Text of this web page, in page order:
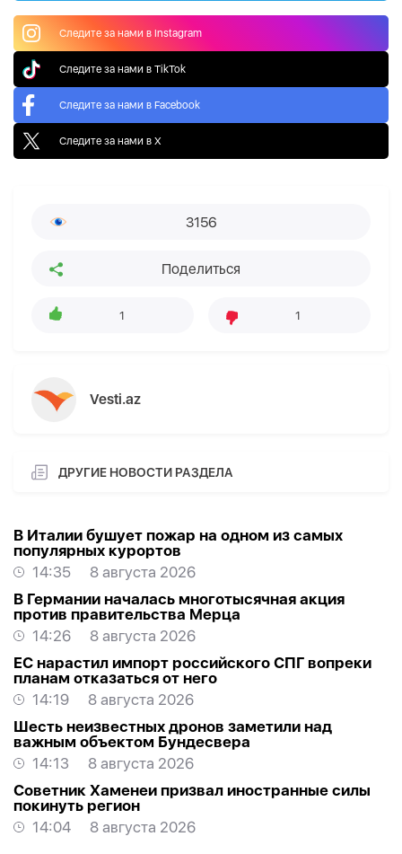
Следите за нами в Instagram
Следите за нами в TikTok
Следите за нами в Facebook
Следите за нами в X
3156
Поделиться
1 1
Vesti.az
ДРУГИЕ НОВОСТИ РАЗДЕЛА
В Италии бушует пожар на одном из самых
популярных курортов
14:35
8 августа 2026
В Германии началась многотысячная акция
против правительства Мерца
14:26
8 августа 2026
ЕС нарастил импорт российского СПГ вопреки
планам отказаться от него
14:19
8 августа 2026
Шесть неизвестных дронов заметили над
важным объектом Бундесвера
14:13
8 августа 2026
Советник Хаменеи призвал иностранные силы
покинуть регион
14:04
8 августа 2026